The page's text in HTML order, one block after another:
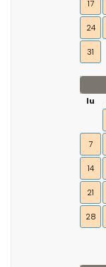
17
24
31
lu
7
14
21
28